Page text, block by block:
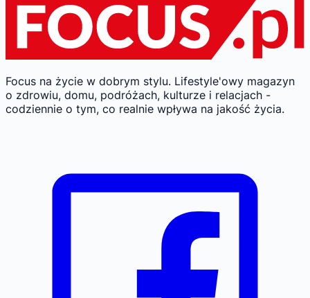
Focus na życie w dobrym stylu. Lifestyle'owy magazyn
o zdrowiu, domu, podróżach, kulturze i relacjach -
codziennie o tym, co realnie wpływa na jakość życia.